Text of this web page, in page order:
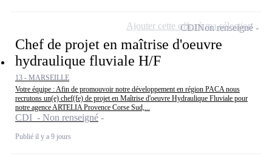
Chef de projet en maîtrise d'oeuvre
hydraulique fluviale H/F
13 - MARSEILLE
Votre équipe : Afin de promouvoir notre développement en région PACA nous
recrutons un(e) chef(fe) de projet en Maîtrise d'oeuvre Hydraulique Fluviale pour
notre agence ARTELIA Provence Corse Sud,...
CDI - Non renseigné
Publié il y a 9 jours
CDINon renseigné
Ajouter cette offre à ma sélection